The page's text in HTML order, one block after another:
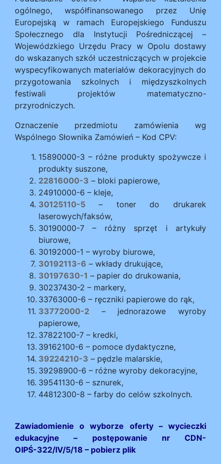
ogólnego, współfinansowanego przez Unię
Europejską w ramach Europejskiego Funduszu
Społecznego dla Instytucji Pośredniczącej –
Wojewódzkiego Urzędu Pracy w Opolu dostawy
do wskazanych szkół uczestniczących w projekcie
wyspecyfikowanych materiałów dekoracyjnych do
przygotowania szkolnych i międzyszkolnych
festiwali projektów matematyczno-
przyrodniczych.
Oznaczenie przedmiotu zamówienia wg
Wspólnego Słownika Zamówień – Kod CPV:
15890000-3 – różne produkty spożywcze i
produkty suszone,
22816000-3 – bloki papierowe,
24910000-6 – kleje,
30125110-5– toner do drukarek
laserowych/faksów,
30190000-7 – różny sprzęt i artykuły
biurowe,
30192000-1 – wyroby biurowe,
30192113-6 – wkłady drukujące,
30197630-1 – papier do drukowania,
30237430-2 – markery,
33763000-6 – ręczniki papierowe do rąk,
33772000-2– jednorazowe wyroby
papierowe,
37822100-7 – kredki,
39162100-6 – pomoce dydaktyczne,
39224210-3 – pędzle malarskie,
39298900-6 – różne wyroby dekoracyjne,
39541130-6 – sznurek,
44812300-8 – farby do celów szkolnych.
Zawiadomienie o wyborze oferty – wycieczki
edukacyjne – postępowanie nr CDN-
OIPŚ-322/IV/5/18 – pobierz plik